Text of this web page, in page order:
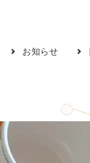
お知らせ